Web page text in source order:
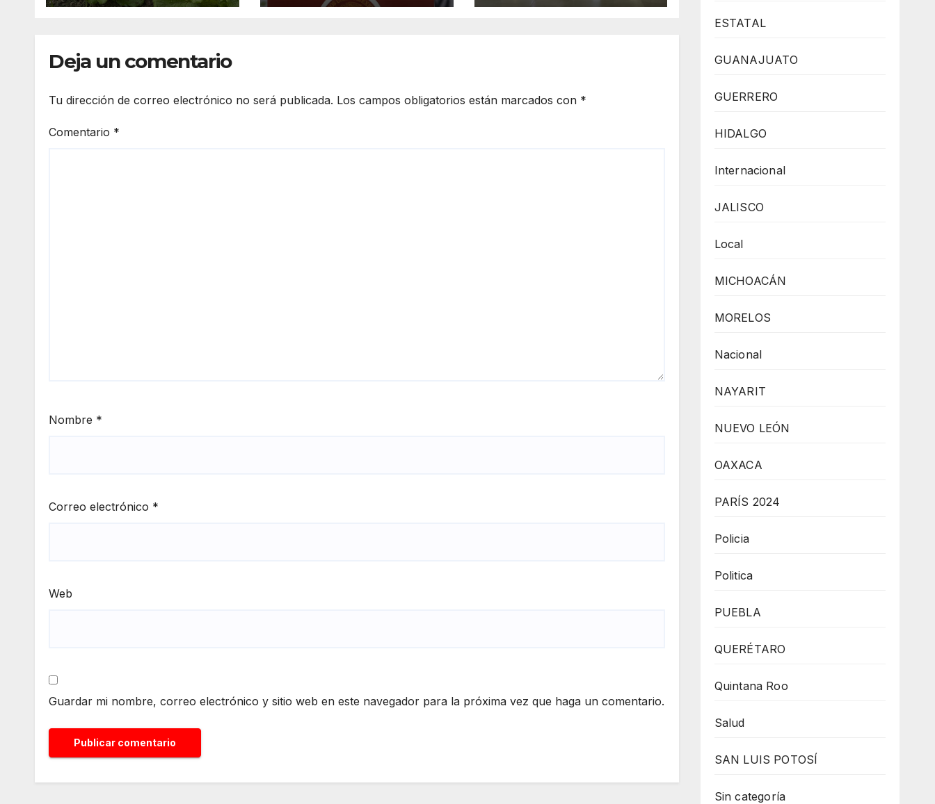
explosiva en
Cancún
Deja un comentario
Tu dirección de correo electrónico no será publicada. Los campos obligatorios están marcados con *
Comentario *
Nombre *
Correo electrónico *
Web
Guardar mi nombre, correo electrónico y sitio web en este navegador para la próxima vez que haga un comentario.
ESTATAL
GUANAJUATO
GUERRERO
HIDALGO
Internacional
JALISCO
Local
MICHOACÁN
MORELOS
Nacional
NAYARIT
NUEVO LEÓN
OAXACA
PARÍS 2024
Policia
Politica
PUEBLA
QUERÉTARO
Quintana Roo
Salud
SAN LUIS POTOSÍ
Sin categoría